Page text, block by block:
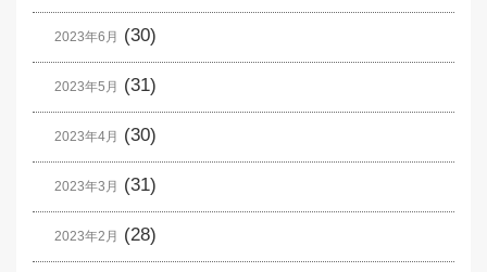
2023年6月 (30)
2023年5月 (31)
2023年4月 (30)
2023年3月 (31)
2023年2月 (28)